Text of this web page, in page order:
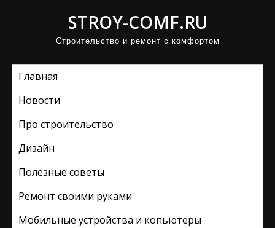
STROY-COMF.RU
Строительство и ремонт с комфортом
Главная
Новости
Про строительство
Дизайн
Полезные советы
Ремонт своими руками
Мобильные устройства и копьютеры